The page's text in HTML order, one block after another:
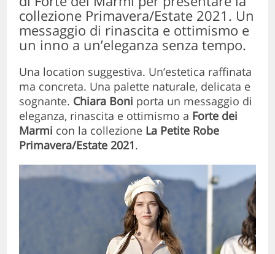
collezione Primavera/Estate 2021. Un
messaggio di rinascita e ottimismo e
un inno a un’eleganza senza tempo.
Una location suggestiva. Un’estetica raffinata
ma concreta. Una palette naturale, delicata e
sognante. Chiara Boni porta un messaggio di
eleganza, rinascita e ottimismo a Forte dei
Marmi con la collezione La Petite Robe
Primavera/Estate 2021.